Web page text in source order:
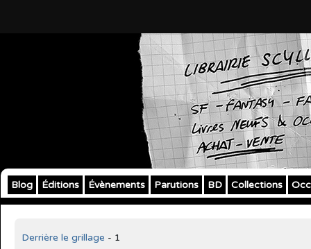
Blog Éditions Évènements Parutions BD Collections
Derrière le grillage - 1